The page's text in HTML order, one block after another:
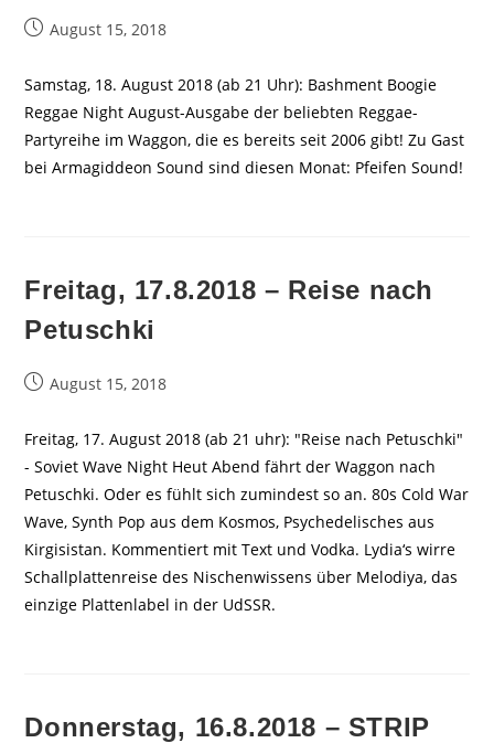
BeitragAugust 15, 2018
Samstag, 18. August 2018 (ab 21 Uhr): Bashment Boogie
Reggae Night August-Ausgabe der beliebten Reggae-
Partyreihe im Waggon, die es bereits seit 2006 gibt! Zu Gast
bei Armagiddeon Sound sind diesen Monat: Pfeifen Sound!
Freitag, 17.8.2018 – Reise nach
Petuschki
BeitragAugust 15, 2018
Freitag, 17. August 2018 (ab 21 uhr): "Reise nach Petuschki"
- Soviet Wave Night Heut Abend fährt der Waggon nach
Petuschki. Oder es fühlt sich zumindest so an. 80s Cold War
Wave, Synth Pop aus dem Kosmos, Psychedelisches aus
Kirgisistan. Kommentiert mit Text und Vodka. Lydia‘s wirre
Schallplattenreise des Nischenwissens über Melodiya, das
einzige Plattenlabel in der UdSSR.
Donnerstag, 16.8.2018 – STRIP